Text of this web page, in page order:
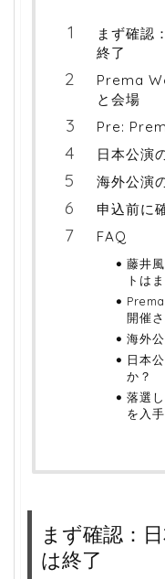
まず確認
終了
Prema
と会場
Pre:
日本公演
海外公演
申込前に
FAQ
藤井
トは
開催
海外
日本
か？
落選
を入
まず確認：
は終了